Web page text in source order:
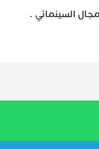
السينمائي .